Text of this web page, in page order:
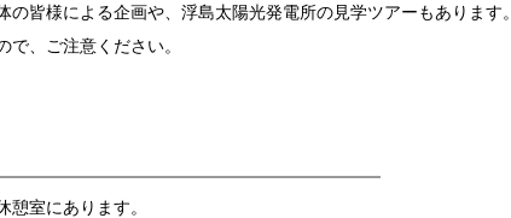
皆様による企画や、浮島太陽光発電所の見学ツアーもあります。
、ご注意ください。
憩室にあります。